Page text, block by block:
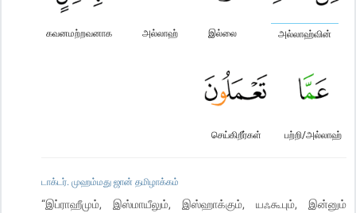
அல்லாஹ்வின்
இல்லை
அல்லாஹ்
கவனமற்றவனாக
பற்றி/அல்லாஹ்
செய்கிறீர்கள்
டாக்டர். முஹம்மது ஜான் தமிழாக்கம்
“இப்ராஹீமும், இஸ்மாயீலும், இஸ்ஹாக்கும், யஃகூபும், இன்னும்